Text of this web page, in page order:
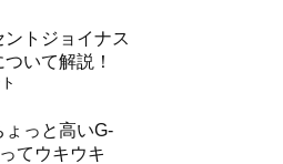
ントジョイナス
いて解説！
ょっと高いG-
てウキウキ